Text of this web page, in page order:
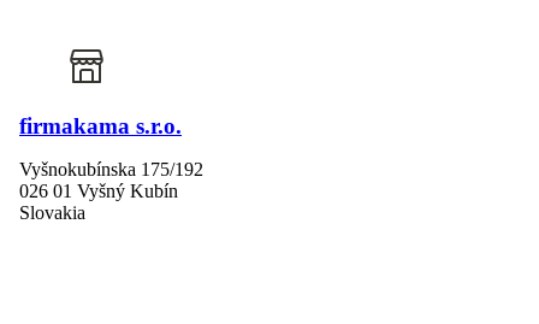
firmakama s.r.o.
Vyšnokubínska 175/192
026 01 Vyšný Kubín
Slovakia